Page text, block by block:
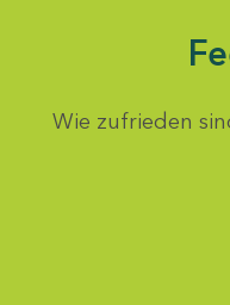
Wie zufrieden